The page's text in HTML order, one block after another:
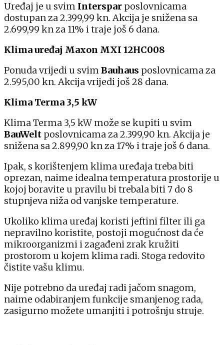
Uređaj je u svim Interspar poslovnicama
dostupan za 2.399,99 kn. Akcija je snižena sa
2.699,99 kn za 11% i traje još 6 dana.
Klima uređaj Maxon MXI 12HC008
Ponuda vrijedi u svim Bauhaus poslovnicama za
2.595,00 kn. Akcija vrijedi još 28 dana.
Klima Terma 3,5 kW
Klima Terma 3,5 kW može se kupiti u svim
BauWelt poslovnicama za 2.399,90 kn. Akcija je
snižena sa 2.899,90 kn za 17% i traje još 6 dana.
Ipak, s korištenjem klima uređaja treba biti
oprezan, naime idealna temperatura prostorije u
kojoj boravite u pravilu bi trebala biti 7 do 8
stupnjeva niža od vanjske temperature.
Ukoliko klima uređaj koristi jeftini filter ili ga
nepravilno koristite, postoji mogućnost da će
mikroorganizmi i zagađeni zrak kružiti
prostorom u kojem klima radi. Stoga redovito
čistite vašu klimu.
Nije potrebno da uređaj radi jačom snagom,
naime odabiranjem funkcije smanjenog rada,
zasigurno možete umanjiti i potrošnju struje.